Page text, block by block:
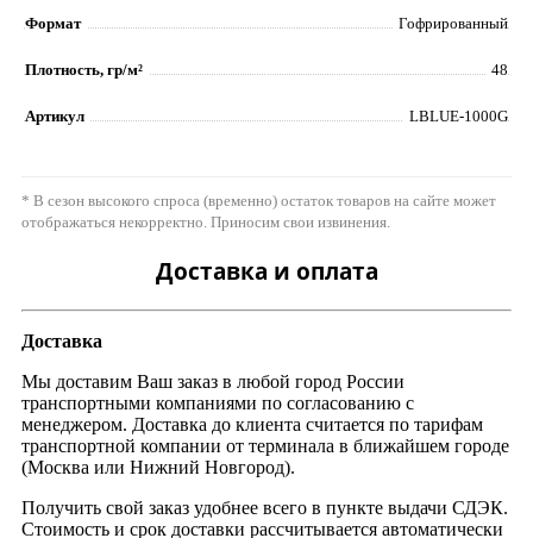
Формат Гофрированный
Плотность, гр/м² 48
Артикул LBLUE-1000G
* В сезон высокого спроса (временно) остаток товаров на сайте может
отображаться некорректно. Приносим свои извинения.
Доставка и оплата
Доставка
Мы доставим Ваш заказ в любой город России
транспортными компаниями по согласованию с
менеджером. Доставка до клиента считается по тарифам
транспортной компании от терминала в ближайшем городе
(Москва или Нижний Новгород).
Получить свой заказ удобнее всего в пункте выдачи СДЭК.
Стоимость и срок доставки рассчитывается автоматически